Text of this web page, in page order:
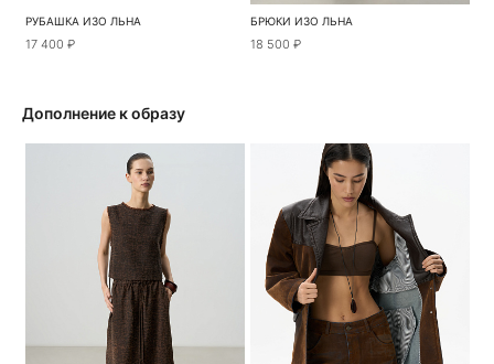
РУБАШКА ИЗО ЛЬНА
17 400 ₽
БРЮКИ ИЗО ЛЬНА
18 500 ₽
Дополнение к образу